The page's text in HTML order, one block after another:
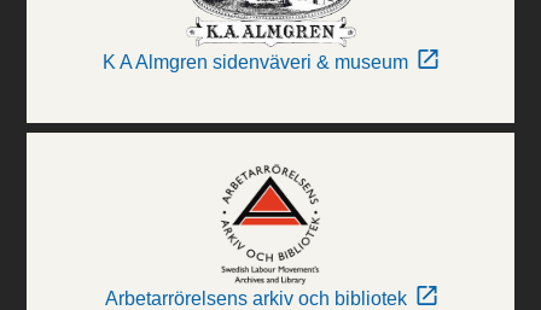
K A Almgren sidenväveri & museum
Arbetarrörelsens arkiv och bibliotek